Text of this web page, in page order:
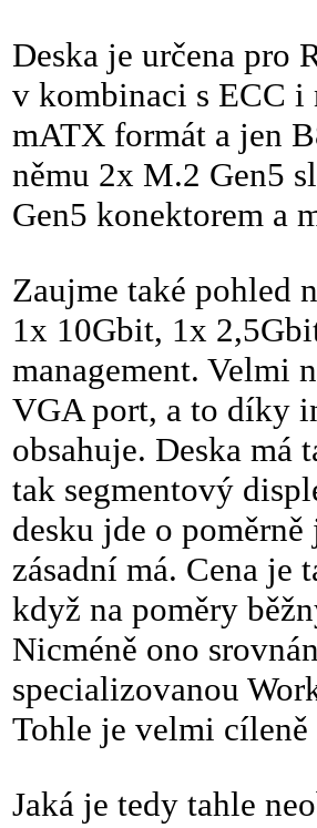
Deska je určena pro
v kombinaci s ECC i
mATX formát a jen
němu 2x M.2 Gen5
Gen5 konektorem a
Zaujme také pohled
1x 10Gbit, 1x
management. Velmi
VGA port, a to díky
obsahuje. Deska má
tak segmentový
desku jde o
zásadní má. Cena je
když na poměry
Nicméně ono
specializovanou
Tohle je velmi
Jaká je tedy tahle